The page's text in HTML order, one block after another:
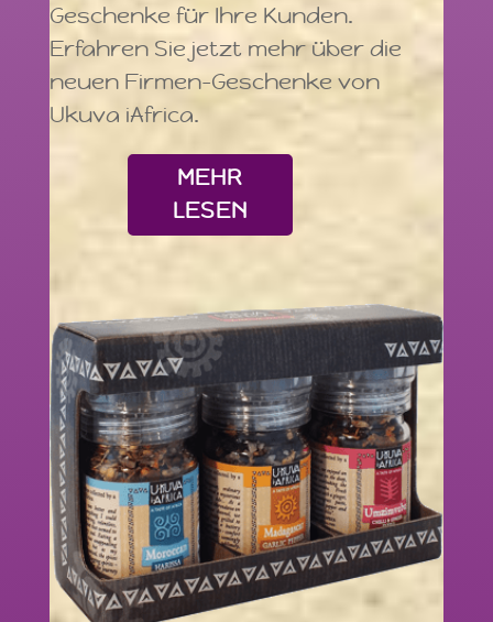
Geschenke für Ihre Kunden.
Erfahren Sie jetzt mehr über die
neuen Firmen-Geschenke von
Ukuva iAfrica.
MEHR
LESEN